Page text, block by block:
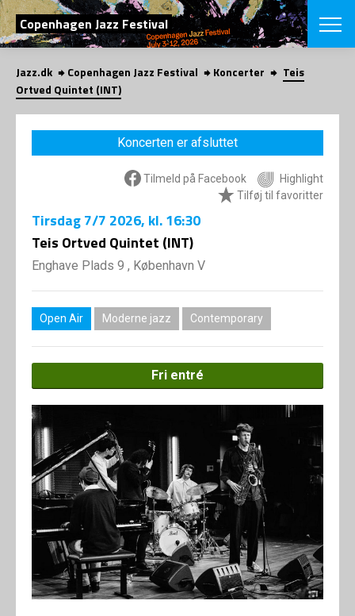
SØG
Copenhagen Jazz Festival
English
VÆLG
VINTERJAZZ
Temaer
LOCATIONS
Venues &
Jazz.dk Copenhagen Jazz Festival Koncerter
Teis
Ortved Quintet (INT)
Koncerten er afsluttet
Tilmeld på Facebook
Highlight
Tilføj til favoritter
Tirsdag7/7 2026, kl. 16:30
Teis Ortved Quintet (INT)
Enghave Plads 9 , København V
Open Air Moderne jazz Contemporary
Fri entré